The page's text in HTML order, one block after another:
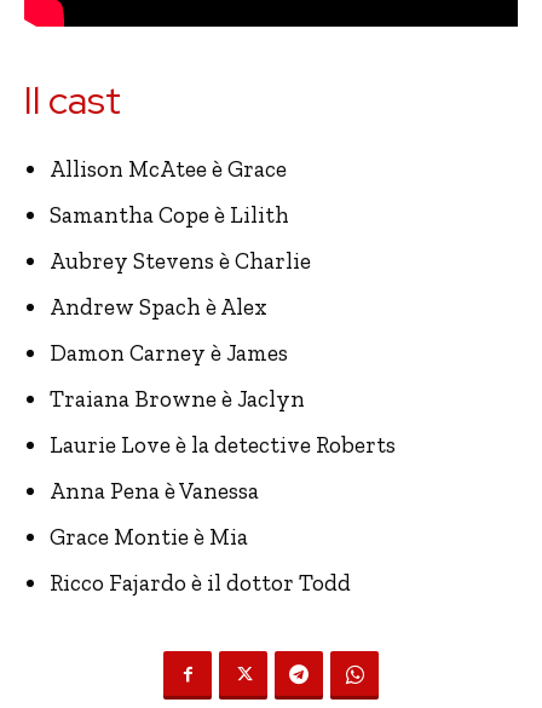
Il cast
Allison McAtee è Grace
Samantha Cope è Lilith
Aubrey Stevens è Charlie
Andrew Spach è Alex
Damon Carney è James
Traiana Browne è Jaclyn
Laurie Love è la detective Roberts
Anna Pena è Vanessa
Grace Montie è Mia
Ricco Fajardo è il dottor Todd